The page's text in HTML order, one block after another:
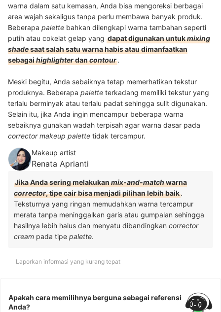
warna dalam satu kemasan, Anda bisa mengoreksi berbagai
area wajah sekaligus tanpa perlu membawa banyak produk.
Beberapa palette bahkan dilengkapi warna tambahan seperti
putih atau cokelat gelap yang dapat digunakan untukmixing
shadesaat salah satu warna habis atau dimanfaatkan
sebagaihighlighterdancontour.
Meski begitu, Anda sebaiknya tetap memerhatikan tekstur
produknya. Beberapa palette terkadang memiliki tekstur yang
terlalu berminyak atau terlalu padat sehingga sulit digunakan.
Selain itu, jika Anda ingin mencampur beberapa warna
sebaiknya gunakan wadah terpisah agar warna dasar pada
corrector makeup palette tidak tercampur.
Makeup artist
Renata Aprianti
Jika Anda sering melakukanmix-and-matchwarna
corrector, tipe cair bisa menjadi pilihan lebih baik.
Teksturnya yang ringan memudahkan warna tercampur
merata tanpa meninggalkan garis atau gumpalan sehingga
hasilnya lebih halus dan menyatu dibandingkan corrector
cream pada tipe palette.
Laporkan informasi yang kurang tepat
Apakah cara memilihnya berguna sebagai referensi
Anda?